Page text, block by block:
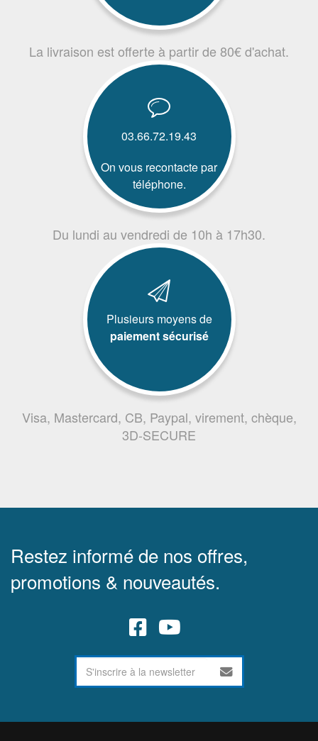
La livraison est offerte à partir de 80€ d'achat.
03.66.72.19.43
On vous recontacte par
téléphone.
Du lundi au vendredi de 10h à 17h30.
Plusieurs moyens de
paiement sécurisé
Visa, Mastercard, CB, Paypal, virement, chèque,
3D-SECURE
Restez informé de nos offres,
promotions & nouveautés.